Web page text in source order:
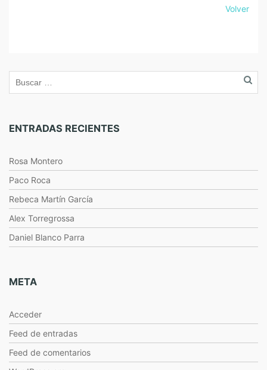
Volver
ENTRADAS RECIENTES
Rosa Montero
Paco Roca
Rebeca Martín García
Alex Torregrossa
Daniel Blanco Parra
META
Acceder
Feed de entradas
Feed de comentarios